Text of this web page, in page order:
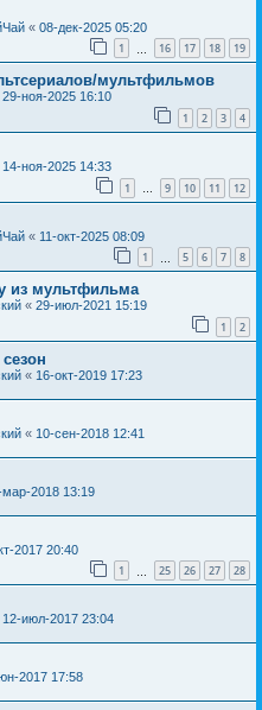
« 08-дек-2025 05:20
1 16 17 18 19
мультфильмов
29-ноя-2025 16:10
1 2 3 4
14-ноя-2025 14:33
1 … 9 10 11 12
« 11-окт-2025 08:09
1 5 6 7 8
из мультфильма
« 29-июл-2021 15:19
1 2
« 16-окт-2019 17:23
« 10-сен-2018 12:41
мар-2018 13:19
2017 20:40
1 25 26 27 28
12-июл-2017 23:04
2017 17:58